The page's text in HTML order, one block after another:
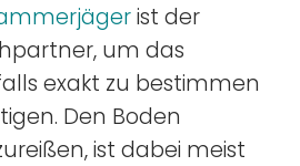
ist der
um das
exakt zu bestimmen
Den Boden
ist dabei meist